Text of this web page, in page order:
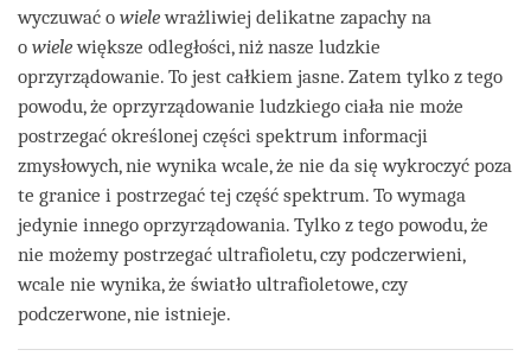
wyczuwać o wielewrażliwiej delikatne zapachy na
o wielewiększe odległości, niż nasze ludzkie
oprzyrządowanie. To jest całkiem jasne. Zatem tylko z tego
powodu, że oprzyrządowanie ludzkiego ciała nie może
postrzegać określonej części spektrum informacji
zmysłowych, nie wynika wcale, że nie da się wykroczyć poza
te granice i postrzegać tej część spektrum. To wymaga
jedynie innego oprzyrządowania. Tylko z tego powodu, że
nie możemy postrzegać ultrafioletu, czy podczerwieni,
wcale nie wynika, że światło ultrafioletowe, czy
podczerwone, nie istnieje.